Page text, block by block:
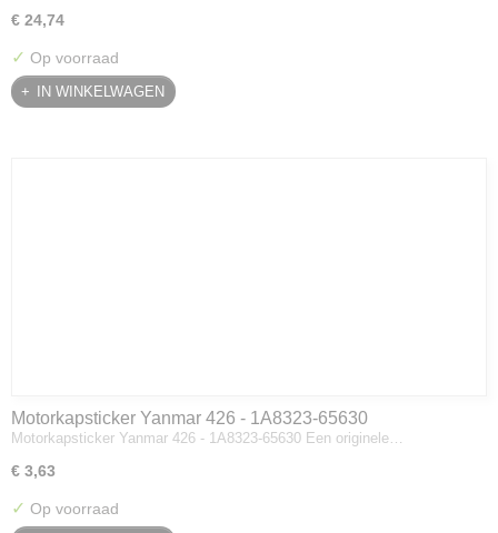
€ 24,74
✓ Op voorraad
IN WINKELWAGEN
Motorkapsticker Yanmar 426 - 1A8323-65630
Motorkapsticker Yanmar 426 - 1A8323-65630 Een originele…
€ 3,63
✓ Op voorraad